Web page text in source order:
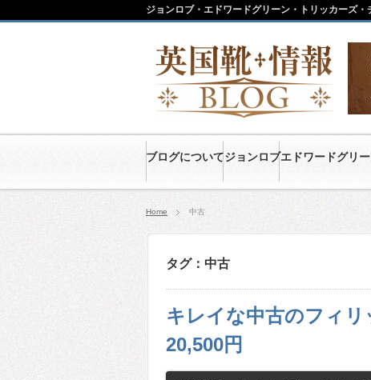
ブログについてジョンロブエドワードグリ
ジョンロブ・エドワードグリーン・トリッカーズ
Home 中古
タグ：中古
キレイな中古のフィ
20,500円